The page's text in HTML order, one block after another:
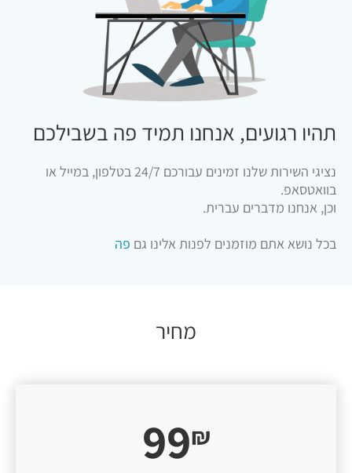
תהיו רגועים, אנחנו תמיד פה בשבילכם
נציגי השירות שלנו זמינים עבורכם 24/7 בטלפון, במייל או
בוואטסאפ.
וכן, אנחנו מדברים עברית.
בכל נושא אתם מוזמנים לפנות אלינו גם פה
מחיר
99₪